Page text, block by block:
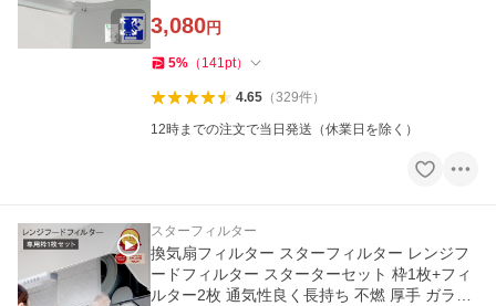
3,080円
5% （ 141pt）
4.65（329件）
12時までの注文で当日発送（休業日を除く）
スターフィルター
換気扇フィルター スターフィルター レンジフ
ードフィルター スターターセット 枠1枚+フィ
ルター2枚 通気性良く長持ち 不燃 厚手 ガラス